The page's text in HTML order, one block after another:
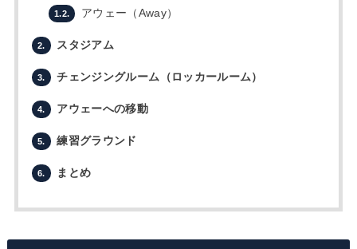
1.2. アウェー（Away）
2. スタジアム
3. チェンジングルーム（ロッカールーム）
4. アウェーへの移動
5. 練習グラウンド
6. まとめ